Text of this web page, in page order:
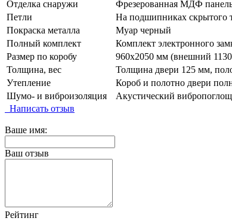
Отделка снаружи
Фрезерованная МДФ
Петли
На подшипниках скрытого
Покраска металла
Муар черный
Полный комплект
Комплект электронного
Размер по коробу
960х2050 мм (внешний
Толщина, вес
Толщина двери 125 мм,
Утепление
Короб и полотно двери
Шумо- и виброизоляция
Акустический
Написать отзыв
Ваше имя:
Ваш отзыв
Рейтинг